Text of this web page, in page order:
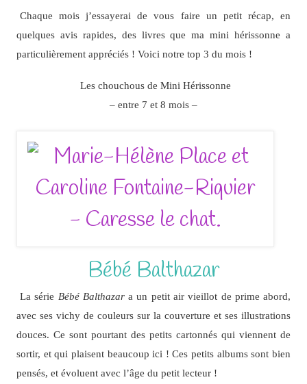
Chaque mois j’essayerai de vous faire un petit récap, en
quelques avis rapides, des livres que ma mini hérissonne a
particulièrement appréciés ! Voici notre top 3 du mois !
Les chouchous de Mini Hérissonne
– entre 7 et 8 mois –
Bébé Balthazar
La série Bébé Balthazara un petit air vieillot de prime abord,
avec ses vichy de couleurs sur la couverture et ses illustrations
douces. Ce sont pourtant des petits cartonnés qui viennent de
sortir, et qui plaisent beaucoup ici ! Ces petits albums sont bien
pensés, et évoluent avec l’âge du petit lecteur !